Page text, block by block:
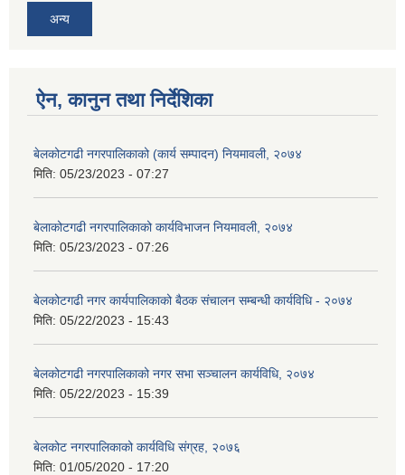
अन्य
ऐन, कानुन तथा निर्देशिका
बेलकोटगढी नगरपालिकाको (कार्य सम्पादन) नियमावली, २०७४
मिति: 05/23/2023 - 07:27
बेलाकोटगढी नगरपालिकाको कार्यविभाजन नियमावली, २०७४
मिति: 05/23/2023 - 07:26
बेलकोटगढी नगर कार्यपालिकाको बैठक संचालन सम्बन्धी कार्यविधि - २०७४
मिति: 05/22/2023 - 15:43
बेलकोटगढी नगरपालिकाको नगर सभा सञ्चालन कार्यविधि, २०७४
मिति: 05/22/2023 - 15:39
बेलकोट नगरपालिकाको कार्यविधि संग्रह, २०७६
मिति: 01/05/2020 - 17:20